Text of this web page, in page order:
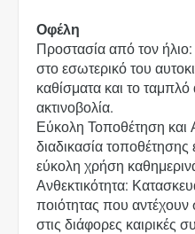
Οφέλη
Προστασία από τον
στο εσωτερικό του
καθίσματα και το
ακτινοβολία.
Εύκολη Τοποθέτηση
διαδικασία τοποθέτησης
εύκολη χρήση
Ανθεκτικότητα:
ποιότητας που αντέχουν
στις διάφορες καιρικές